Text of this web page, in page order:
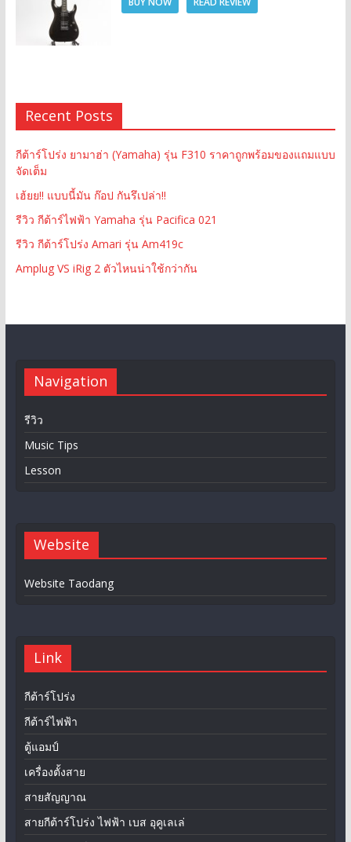
Recent Posts
กีต้าร์โปร่ง ยามาฮ่า (Yamaha) รุ่น F310 ราคาถูกพร้อมของแถมแบบ
จัดเต็ม
เฮ้ยย!! แบบนี้มัน ก๊อป กันรึเปล่า!!
รีวิว กีต้าร์ไฟฟ้า Yamaha รุ่น Pacifica 021
รีวิว กีต้าร์โปร่ง Amari รุ่น Am419c
Amplug VS iRig 2 ตัวไหนน่าใช้กว่ากัน
Navigation
รีวิว
Music Tips
Lesson
Website
Website Taodang
Link
กีต้าร์โปร่ง
กีต้าร์ไฟฟ้า
ตู้แอมป์
เครื่องตั้งสาย
สายสัญญาณ
สายกีต้าร์โปร่ง ไฟฟ้า เบส อุคูเลเล่